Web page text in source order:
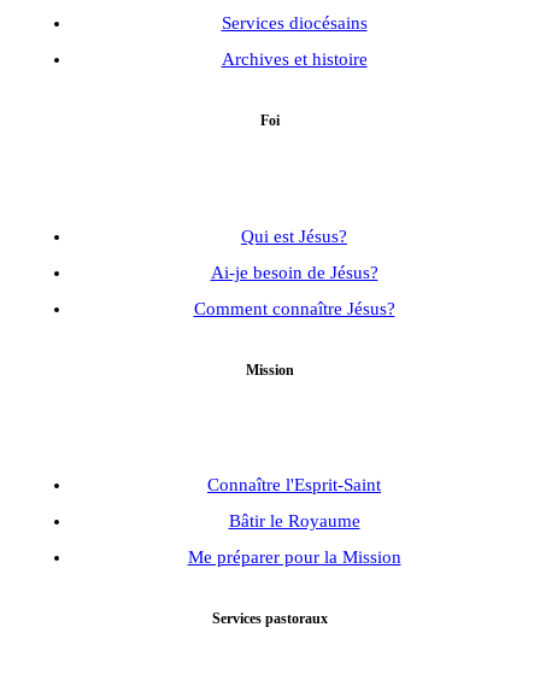
Services diocésains
Archives et histoire
Foi
Qui est Jésus?
Ai-je besoin de Jésus?
Comment connaître Jésus?
Mission
Connaître l'Esprit-Saint
Bâtir le Royaume
Me préparer pour la Mission
Services pastoraux